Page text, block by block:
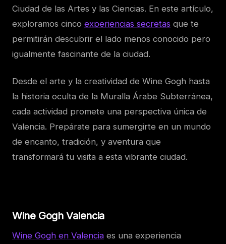
Ciudad de las Artes y las Ciencias. En este artículo,
exploramos cinco experiencias secretas que te
permitirán descubrir el lado menos conocido pero
igualmente fascinante de la ciudad.
Desde el arte y la creatividad de Wine Gogh hasta
la historia oculta de la Muralla Árabe Subterránea,
cada actividad promete una perspectiva única de
Valencia. Prepárate para sumergirte en un mundo
de encanto, tradición, y aventura que
transformará tu visita a esta vibrante ciudad.
Wine Gogh Valencia
Wine Gogh en Valencia es una experiencia